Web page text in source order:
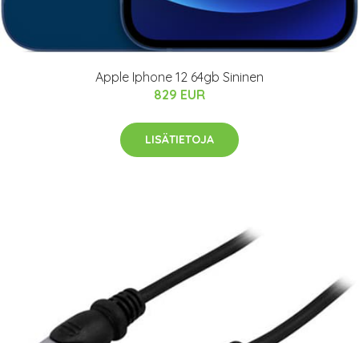
Apple Iphone 12 64gb Sininen
829 EUR
LISÄTIETOJA